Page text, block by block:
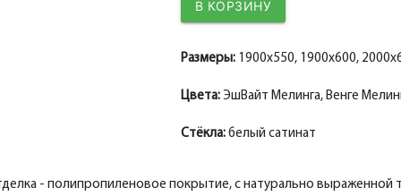
Размеры:1900x550, 1900x600,
Цвета:ЭшВайт Мелинга, Венге
Стёкла:белый сатинат
- полипропиленовое покрытие, с натурально выраженной